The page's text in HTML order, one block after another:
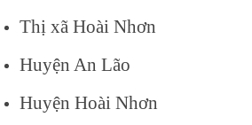
Thị xã Hoài Nhơn
Huyện An Lão
Huyện Hoài Nhơn